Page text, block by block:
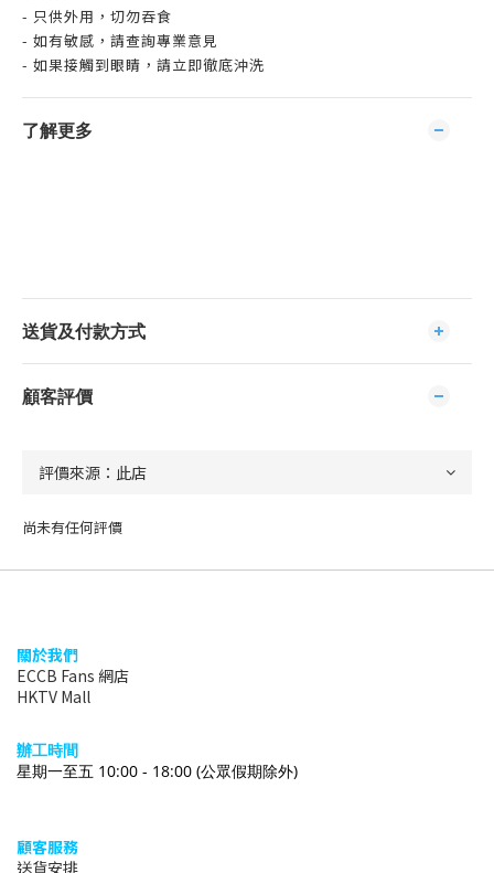
- 只供外用，切勿吞食
- 如有敏感，請查詢專業意見
- 如果接觸到眼睛，請立即徹底沖洗
了解更多
送貨及付款方式
顧客評價
尚未有任何評價
關於我們
ECCB Fans 網店
HKTV Mall
辦工時間
星期一至五 10:00 - 18:00 (公眾假期除外)
顧客服務
送貨安排